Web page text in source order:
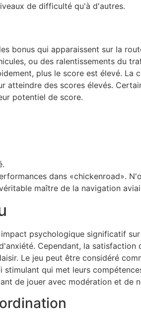
de difficulté qu'à d'autres.
bonus qui apparaissent sur la
ou des ralentissements du
plus le score est élevé.
des scores élevés.
potentiel de score.
dans «chickenroad».
maître de la navigation
psychologique significatif
Cependant, la
Le jeu peut être considéré
qui met leurs
de jouer avec modération et de